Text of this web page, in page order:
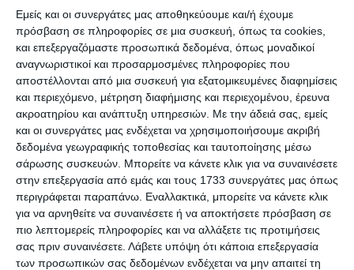
Εμείς και οι συνεργάτες μας αποθηκεύουμε και/ή έχουμε
πρόσβαση σε πληροφορίες σε μια συσκευή, όπως τα cookies,
και επεξεργαζόμαστε προσωπικά δεδομένα, όπως μοναδικοί
αναγνωριστικοί και προσαρμοσμένες πληροφορίες που
αποστέλλονται από μια συσκευή για εξατομικευμένες διαφημίσεις
και περιεχόμενο, μέτρηση διαφήμισης και περιεχομένου, έρευνα
ακροατηρίου και ανάπτυξη υπηρεσιών. Με την άδειά σας, εμείς
και οι συνεργάτες μας ενδέχεται να χρησιμοποιήσουμε ακριβή
δεδομένα γεωγραφικής τοποθεσίας και ταυτοποίησης μέσω
σάρωσης συσκευών. Μπορείτε να κάνετε κλικ για να συναινέσετε
στην επεξεργασία από εμάς και τους 1733 συνεργάτες μας όπως
περιγράφεται παραπάνω. Εναλλακτικά, μπορείτε να κάνετε κλικ
για να αρνηθείτε να συναινέσετε ή να αποκτήσετε πρόσβαση σε
πιο λεπτομερείς πληροφορίες και να αλλάξετε τις προτιμήσεις
σας πριν συναινέσετε. Λάβετε υπόψη ότι κάποια επεξεργασία
των προσωπικών σας δεδομένων ενδέχεται να μην απαιτεί τη
Σκόνη Van D΄Eyck 100gr.
Κάσια
Διαθέσιμο
2,00€
Σκόνη αγιογραφίας
Buonarroti κίτρινο καδμίου
σκούρο 50gr
Λίγα τεμάχια διαθέσιμα!
4,60€